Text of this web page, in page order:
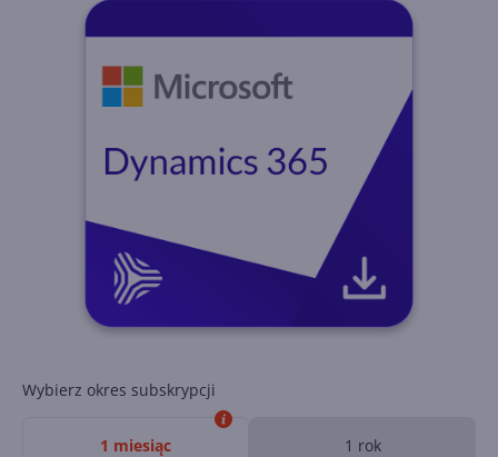
Wybierz okres subskrypcji
1 miesiąc 1 rok